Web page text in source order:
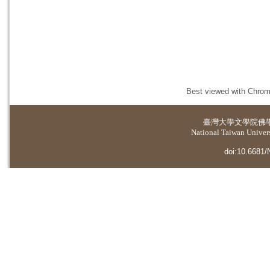
Best viewed with
臺灣大學文學院佛
National Taiwan
doi:10.6681/